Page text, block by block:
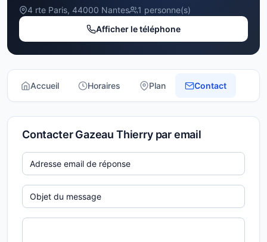
4 rte Paris, 44000 Nantes
1 personne(s)
Afficher le téléphone
Accueil Horaires Plan Contact
Contacter Gazeau Thierry par email